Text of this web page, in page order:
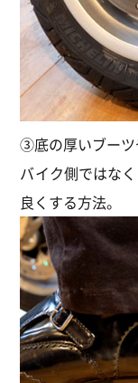
③底の厚いブーツ
バイク側ではな
良くする方法。